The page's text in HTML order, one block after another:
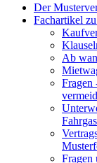
Der
Fachartikel
Ab
Fragen
Fragen